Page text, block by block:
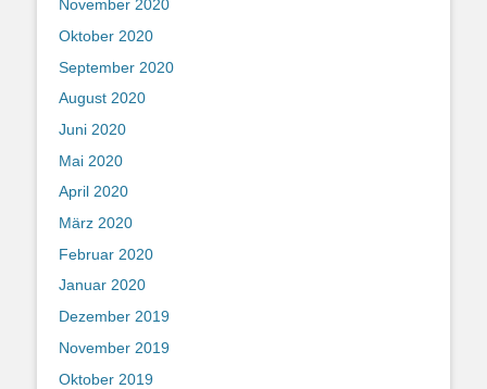
November 2020
Oktober 2020
September 2020
August 2020
Juni 2020
Mai 2020
April 2020
März 2020
Februar 2020
Januar 2020
Dezember 2019
November 2019
Oktober 2019